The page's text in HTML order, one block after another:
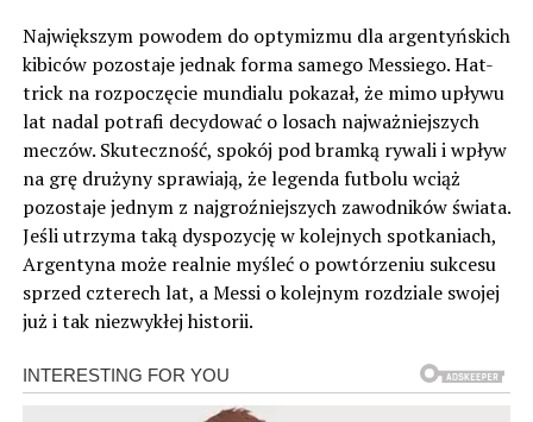
Największym powodem do optymizmu dla argentyńskich
kibiców pozostaje jednak forma samego Messiego. Hat-
trick na rozpoczęcie mundialu pokazał, że mimo upływu
lat nadal potrafi decydować o losach najważniejszych
meczów. Skuteczność, spokój pod bramką rywali i wpływ
na grę drużyny sprawiają, że legenda futbolu wciąż
pozostaje jednym z najgroźniejszych zawodników świata.
Jeśli utrzyma taką dyspozycję w kolejnych spotkaniach,
Argentyna może realnie myśleć o powtórzeniu sukcesu
sprzed czterech lat, a Messi o kolejnym rozdziale swojej
już i tak niezwykłej historii.